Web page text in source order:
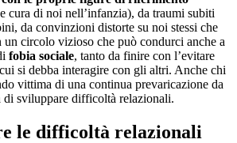
cura di noi nell’infanzia), da traumi subiti
da convinzioni distorte su noi stessi che
un circolo vizioso che può condurci anche a
fobia sociale, tanto da finire con l’evitare
si debba interagire con gli altri. Anche chi
vittima di una continua prevaricazione da
di sviluppare difficoltà relazionali.
le difficoltà relazionali